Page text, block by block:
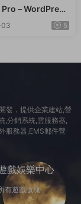
– WordPress
插件 – v5
發，提供企業建站,營
,分銷系統,雲服務器,
服務器,EMS郵件營
戲娛樂中心
有遊戲版塊